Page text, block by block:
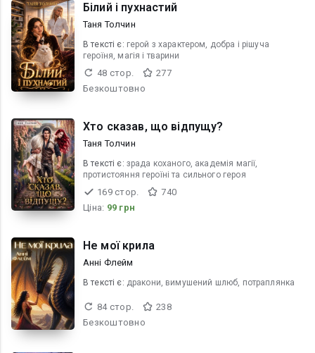
Білий і пухнастий
Таня Толчин
В текcті є: герой з характером, добра і рішуча
героїня, магія і тварини
48 стор.
277
Безкоштовно
Хто сказав, що відпущу?
Таня Толчин
В текcті є: зрада коханого, академія магії,
протистояння героїні та сильного героя
169 стор.
740
Ціна: 99 грн
Не мої крила
Анні Флейм
В текcті є: дракони, вимушений шлюб, потраплянка
84 стор.
238
Безкоштовно